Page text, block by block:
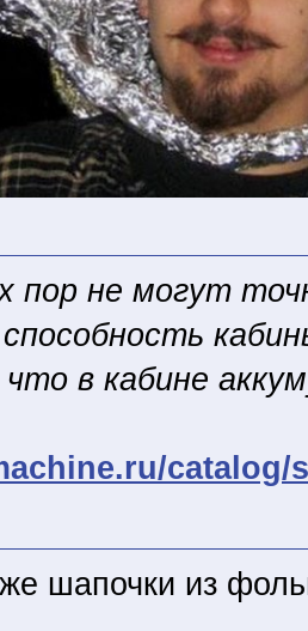
пор не могут
в кабине
catalog/
шапочки из